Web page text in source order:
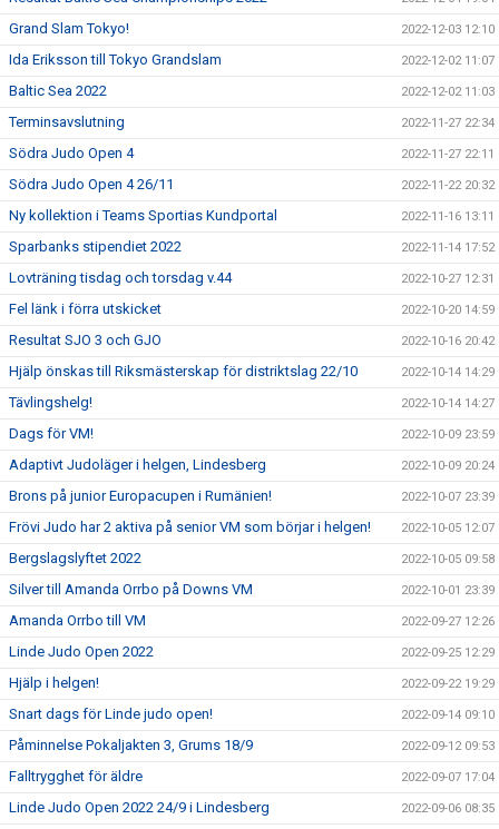
Grand Slam Tokyo! 2022-12-03 12:10
Ida Eriksson till Tokyo Grandslam 2022-12-02 11:07
Baltic Sea 2022 2022-12-02 11:03
Terminsavslutning 2022-11-27 22:34
Södra Judo Open 4 2022-11-27 22:11
Södra Judo Open 4 26/11 2022-11-22 20:32
Ny kollektion i Teams Sportias Kundportal 2022-11-16 13:11
Sparbanks stipendiet 2022 2022-11-14 17:52
Lovträning tisdag och torsdag v.44 2022-10-27 12:31
Fel länk i förra utskicket 2022-10-20 14:59
Resultat SJO 3 och GJO 2022-10-16 20:42
Hjälp önskas till Riksmästerskap för distriktslag 22/10 2022-10-14 14:29
Tävlingshelg! 2022-10-14 14:27
Dags för VM! 2022-10-09 23:59
Adaptivt Judoläger i helgen, Lindesberg 2022-10-09 20:24
Brons på junior Europacupen i Rumänien! 2022-10-07 23:39
Frövi Judo har 2 aktiva på senior VM som börjar i helgen! 2022-10-05 12:07
Bergslagslyftet 2022 2022-10-05 09:58
Silver till Amanda Orrbo på Downs VM 2022-10-01 23:39
Amanda Orrbo till VM 2022-09-27 12:26
Linde Judo Open 2022 2022-09-25 12:29
Hjälp i helgen! 2022-09-22 19:29
Snart dags för Linde judo open! 2022-09-14 09:10
Påminnelse Pokaljakten 3, Grums 18/9 2022-09-12 09:53
Falltrygghet för äldre 2022-09-07 17:04
Linde Judo Open 2022 24/9 i Lindesberg 2022-09-06 08:35